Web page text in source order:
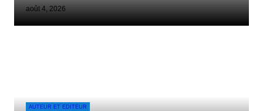
août 4, 2026
AUTEUR ET EDITEUR